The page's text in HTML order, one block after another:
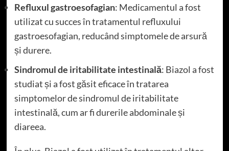
Refluxul gastroesofagian: Medicamentul a fost
utilizat cu succes în tratamentul refluxului
gastroesofagian, reducând simptomele de arsură
și durere.
Sindromul de iritabilitate intestinală: Biazol a fost
studiat și a fost găsit eficace în tratarea
simptomelor de sindromul de iritabilitate
intestinală, cum ar fi durerile abdominale și
diareea.